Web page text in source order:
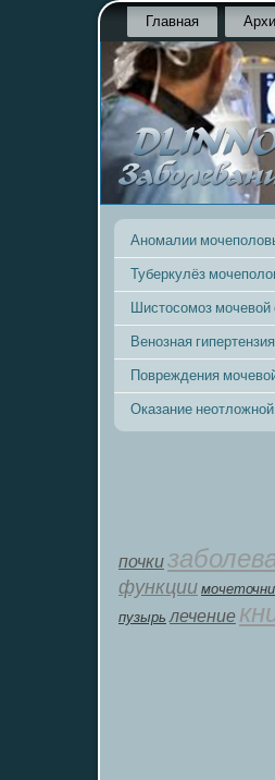
Главная
Аномалии
Туберкулёз
Шистосомоз мочевой
Венозная
Повреждения
Оказание
почки
функции
пузырь лечение